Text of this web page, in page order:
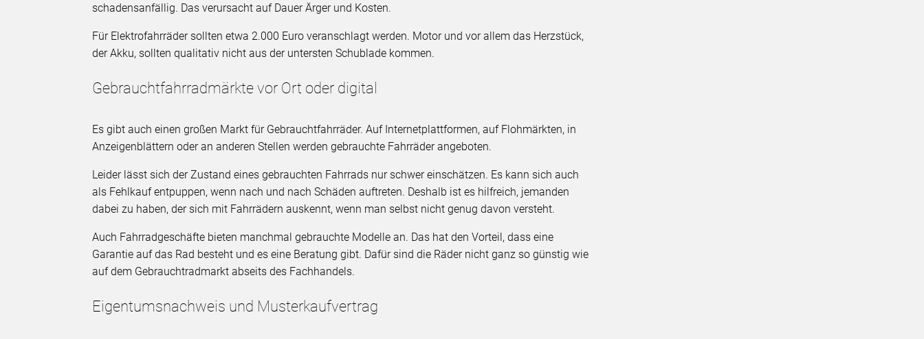
schadensanfällig. Das verursacht auf Dauer Ärger und Kosten.
Für Elektrofahrräder sollten etwa 2.000 Euro veranschlagt werden. Motor und vor allem das Herzstück,
der Akku, sollten qualitativ nicht aus der untersten Schublade kommen.
Gebrauchtfahrradmärkte vor Ort oder digital
Es gibt auch einen großen Markt für Gebrauchtfahrräder. Auf Internetplattformen, auf Flohmärkten, in
Anzeigenblättern oder an anderen Stellen werden gebrauchte Fahrräder angeboten.
Leider lässt sich der Zustand eines gebrauchten Fahrrads nur schwer einschätzen. Es kann sich auch
als Fehlkauf entpuppen, wenn nach und nach Schäden auftreten. Deshalb ist es hilfreich, jemanden
dabei zu haben, der sich mit Fahrrädern auskennt, wenn man selbst nicht genug davon versteht.
Auch Fahrradgeschäfte bieten manchmal gebrauchte Modelle an. Das hat den Vorteil, dass eine
Garantie auf das Rad besteht und es eine Beratung gibt. Dafür sind die Räder nicht ganz so günstig wie
auf dem Gebrauchtradmarkt abseits des Fachhandels.
Eigentumsnachweis und Musterkaufvertrag